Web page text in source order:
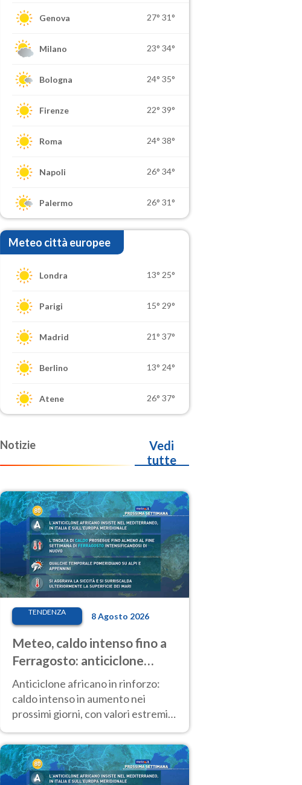
Genova 27° 31°
Milano 23° 34°
Bologna 24° 35°
Firenze 22° 39°
Roma 24° 38°
Napoli 26° 34°
Palermo 26° 31°
Meteo città europee
Londra 13° 25°
Parigi 15° 29°
Madrid 21° 37°
Berlino 13° 24°
Atene 26° 37°
Notizie
Vedi
tutte
TENDENZA 8 Agosto 2026
Meteo, caldo intenso fino a
Ferragosto: anticiclone
africano ancora
protagonista
Anticiclone africano in rinforzo:
caldo intenso in aumento nei
prossimi giorni, con valori estremi
d’Italia